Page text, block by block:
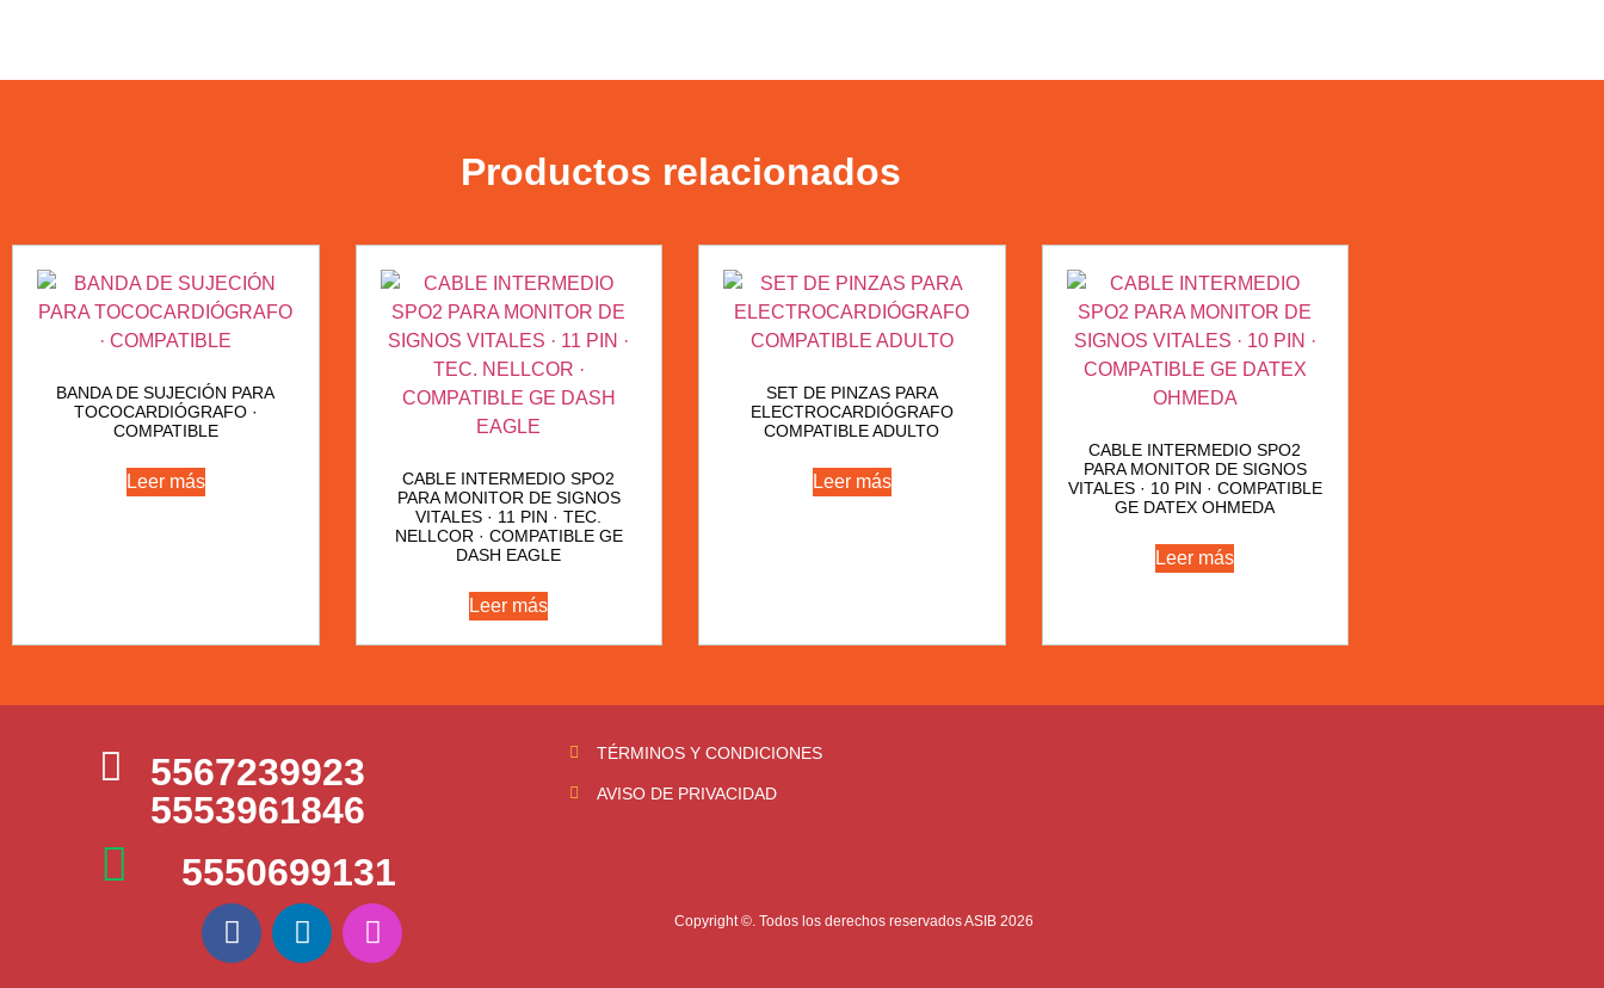
Productos relacionados
BANDA DE SUJECIÓN PARA
TOCOCARDIÓGRAFO ·
COMPATIBLE
Leer más
CABLE INTERMEDIO SPO2
PARA MONITOR DE SIGNOS
VITALES · 11 PIN · TEC.
NELLCOR · COMPATIBLE GE
DASH EAGLE
Leer más
SET DE PINZAS PARA
ELECTROCARDIÓGRAFO
COMPATIBLE ADULTO
Leer más
CABLE INTERMEDIO SPO2
PARA MONITOR DE SIGNOS
VITALES · 10 PIN · COMPATIBLE
GE DATEX OHMEDA
Leer más
5567239923
5553961846
5550699131
TÉRMINOS Y CONDICIONES
AVISO DE PRIVACIDAD
Copyright ©. Todos los derechos reservados ASIB 2026